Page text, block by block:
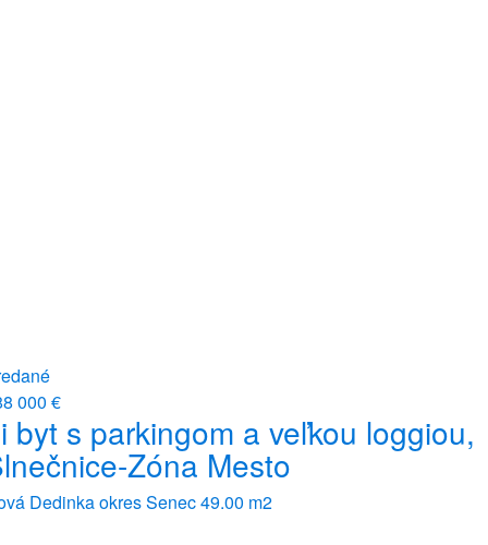
000 €
byt s parkingom a veľkou loggiou,
Zóna Mesto
Dedinka okres Senec49.00 m2